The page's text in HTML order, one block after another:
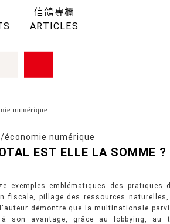
信鴿專欄
ARTICLES
numérique
économie numérique
EST ELLE LA SOMME ?
exemples emblématiques des pratiques
fiscale, pillage des ressources
démontre que la multinationale
à son avantage, grâce au lobbying, au